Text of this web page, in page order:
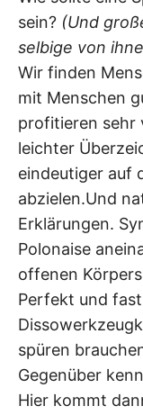
sein? (Und
selbige von
Wir finden
mit Menschen
profitieren sehr
leichter
eindeutiger auf
abzielen.Und
Erklärungen.
Polonaise
offenen
Perfekt und
spüren
Gegenüber
Hier kommt